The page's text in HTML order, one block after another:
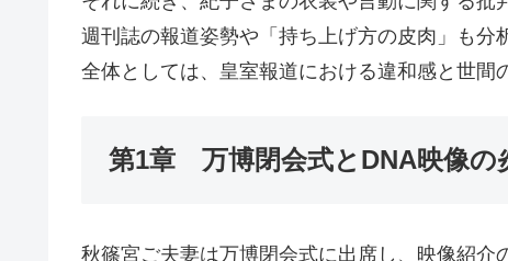
週刊誌の報道姿勢や「持ち上げ方の皮肉」も分
全体としては、皇室報道における違和感と世間
第1章 万博閉会式とDNA映像の
秋篠宮ご夫妻は万博閉会式に出席し、映像紹介